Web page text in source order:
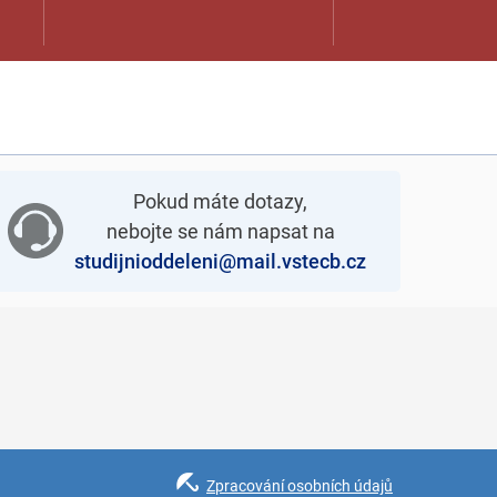
Pokud máte dotazy,
nebojte se nám napsat na
studijnioddeleni@mail.vstecb.cz
Zpracování osobních údajů